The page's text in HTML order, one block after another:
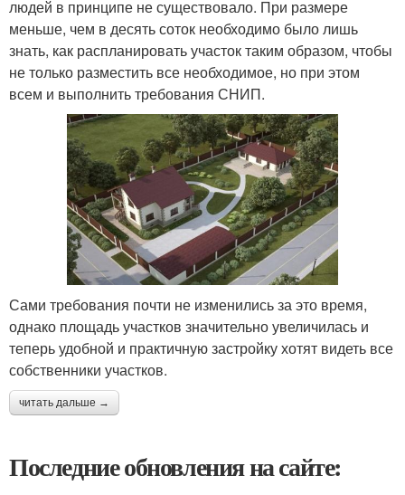
людей в принципе не существовало. При размере
меньше, чем в десять соток необходимо было лишь
знать, как распланировать участок таким образом, чтобы
не только разместить все необходимое, но при этом
всем и выполнить требования СНИП.
Сами требования почти не изменились за это время,
однако площадь участков значительно увеличилась и
теперь удобной и практичную застройку хотят видеть все
собственники участков.
читать дальше →
Последние обновления на сайте: